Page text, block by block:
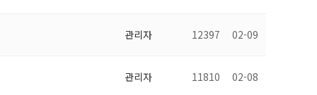
관리자 12397 02-09
관리자 11810 02-08